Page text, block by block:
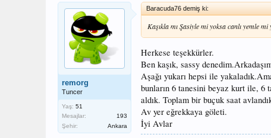
remorg
Tuncer
Yaş: 51
Mesajlar:
193
Şehir:
Ankara
Baracuda76 demiş ki:
Kaşıkla mı Şasiyle mi yoksa canlı yemle
Herkese teşekkürler.
Ben kaşık, sassy
Aşağı yukarı hepsi ile
bunların 6 tanesini beyaz kurt ile,
aldık. Toplam bir buçuk saat
Av yer eğrekkaya göleti.
İyi Avlar